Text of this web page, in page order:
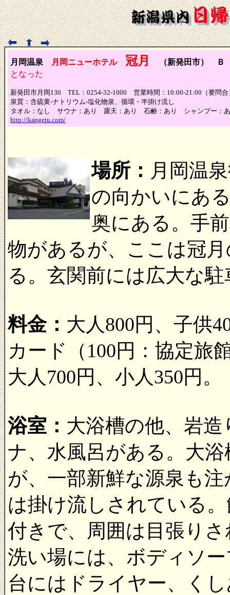
月岡温泉 月岡ニューホテル 冠月 （新発田市） Ｂ
となった
新発田市月岡130 TEL：0254-32-1000 営業時間：10:00-21:00（要問
泉質：含硫黄-ナトリウム-塩化物泉、循環・半掛け流し
タオル：なし サウナ：あり 露天：あり 石鹸：あり シャンプー：
http://kangetu.com/
場所： 月岡温
の向かいにあ
奥にある。手
物があるが、ここは冠
る。玄関前には広大な
料金： 大人800円、子供
カード（100円：協定旅
大人700円、小人350円。
浴室： 大浴槽の他、岩
ナ、水風呂がある。大
が、一部新鮮な源泉も
は掛け流しされている
付きで、周囲は目張り
洗い場には、ボディソ
台にはドライヤー、く